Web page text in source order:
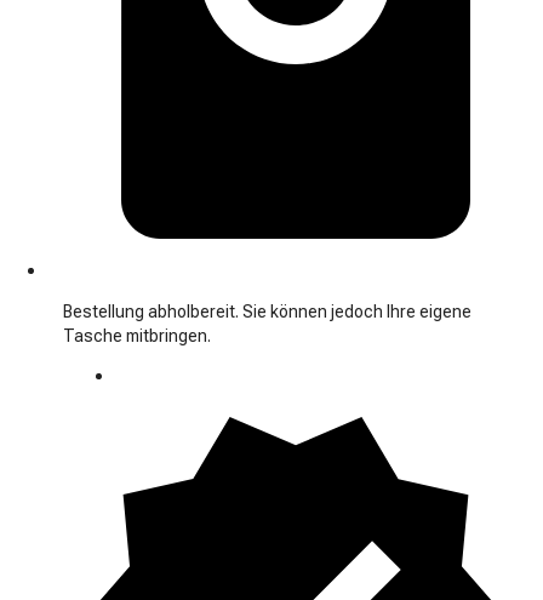
Bestellung abholbereit. Sie können jedoch Ihre eigene
Tasche mitbringen.